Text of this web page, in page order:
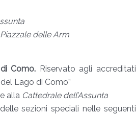
Piazzale delle Arm
Como. Riservato agli accreditati
Lago di Como”
alla Cattedrale dell’Assunta
sezioni speciali nelle seguenti